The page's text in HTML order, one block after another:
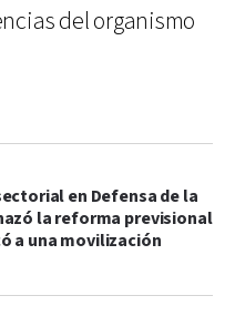
del organismo
en Defensa de la
la reforma previsional
a una movilización